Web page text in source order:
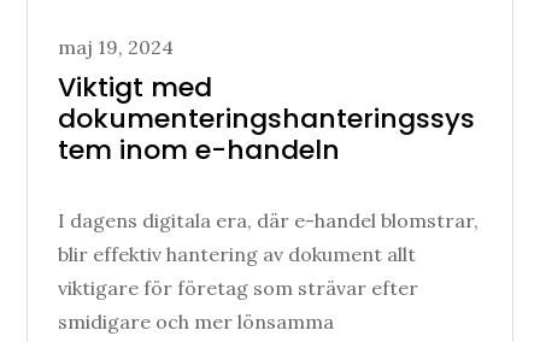
Posted
on
maj 19, 2024
Viktigt med
dokumenteringshanteringssys
tem inom e-handeln
I dagens digitala era, där e-handel blomstrar,
blir effektiv hantering av dokument allt
viktigare för företag som strävar efter
smidigare och mer lönsamma